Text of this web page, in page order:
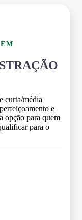
curta/média
e
opção para quem
para o